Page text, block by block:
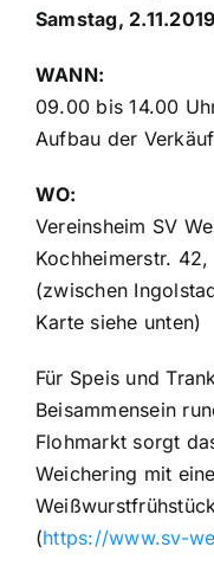
Samstag, 2.11.2019
WANN:
09.00 bis 14.00
Aufbau der
WO:
Vereinsheim SV
Kochheimerstr.
(zwischen
Karte siehe unten)
Für Speis und
Beisammensein
Flohmarkt sorgt
Weichering mit
(https://www.sv-